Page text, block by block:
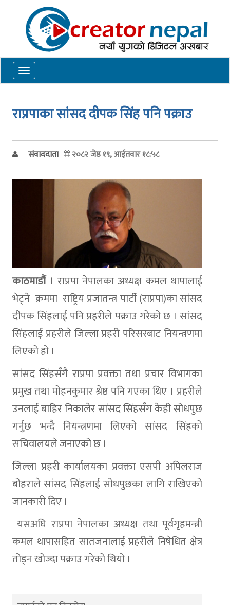
Toggle
navigation
राप्रपाका सांसद दीपक सिंह पनि पक्राउ
संवाददाता २०८२ जेष्ठ १९, आईतवार १८:५८
काठमाडौं । राप्रपा नेपालका अध्यक्ष कमल थापालाई
भेट्ने क्रममा राष्ट्रिय प्रजातन्त्र पार्टी (राप्रपा)का सांसद
दीपक सिंहलाई पनि प्रहरीले पक्राउ गरेको छ । सांसद
सिंहलाई प्रहरीले जिल्ला प्रहरी परिसरबाट नियन्त्रणमा
लिएको हो ।
सांसद सिंहसँगै राप्रपा प्रवक्ता तथा प्रचार विभागका
प्रमुख तथा मोहनकुमार श्रेष्ठ पनि गएका थिए । प्रहरीले
उनलाई बाहिर निकालेर सांसद सिंहसँग केही सोधपुछ
गर्नुछ भन्दै नियन्त्रणमा लिएको सांसद सिंहको
सचिवालयले जनाएको छ ।
जिल्ला प्रहरी कार्यालयका प्रवक्ता एसपी अपिलराज
बोहराले सांसद सिंहलाई सोधपुछका लागि राखिएको
जानकारी दिए ।
यसअघि राप्रपा नेपालका अध्यक्ष तथा पूर्वगृहमन्त्री
कमल थापासहित सातजनालाई प्रहरीले निषेधित क्षेत्र
तोड्न खोज्दा पक्राउ गरेको थियो ।